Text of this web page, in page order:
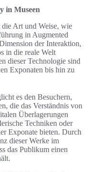
in Museen
Art und Weise, wie
in Augmented
der Interaktion,
in die reale Welt
dieser Technologie sind
Exponaten bis hin zu
es den Besuchern,
die das Verständnis von
Überlagerungen
Techniken oder
Exponate bieten. Durch
dieser Werke im
das Publikum einen